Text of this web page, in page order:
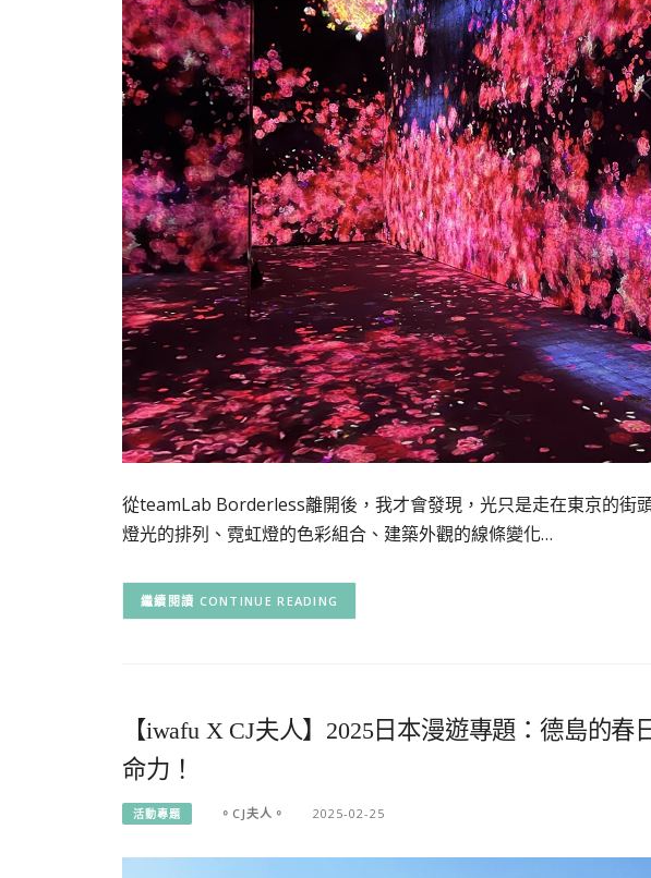
從teamLab Borderless離開後，我才會發現，光只是走在東京的街
燈光的排列、霓虹燈的色彩組合、建築外觀的線條變化…
CONTINUE READING
【iwafu X CJ夫人】2025日本漫遊專題：德島的
命力！
活動專題 。CJ夫人。 2025-02-25